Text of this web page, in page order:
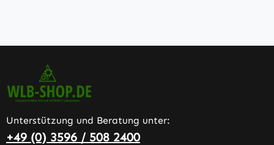
Unterstützung und Beratung unter:
+49 (0) 3596 / 508 2400